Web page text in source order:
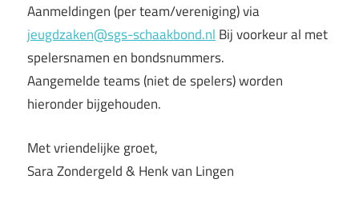
Aanmeldingen (per team/vereniging) via
jeugdzaken@sgs-schaakbond.nlBij voorkeur al met
spelersnamen en bondsnummers.
Aangemelde teams (niet de spelers) worden
hieronder bijgehouden.
Met vriendelijke groet,
Sara Zondergeld & Henk van Lingen